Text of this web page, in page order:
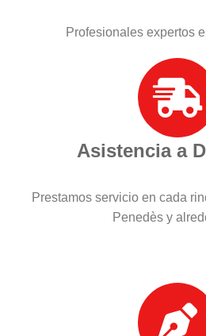
Profesionales expertos
Asistencia a
Prestamos servicio en cada
Penedès y